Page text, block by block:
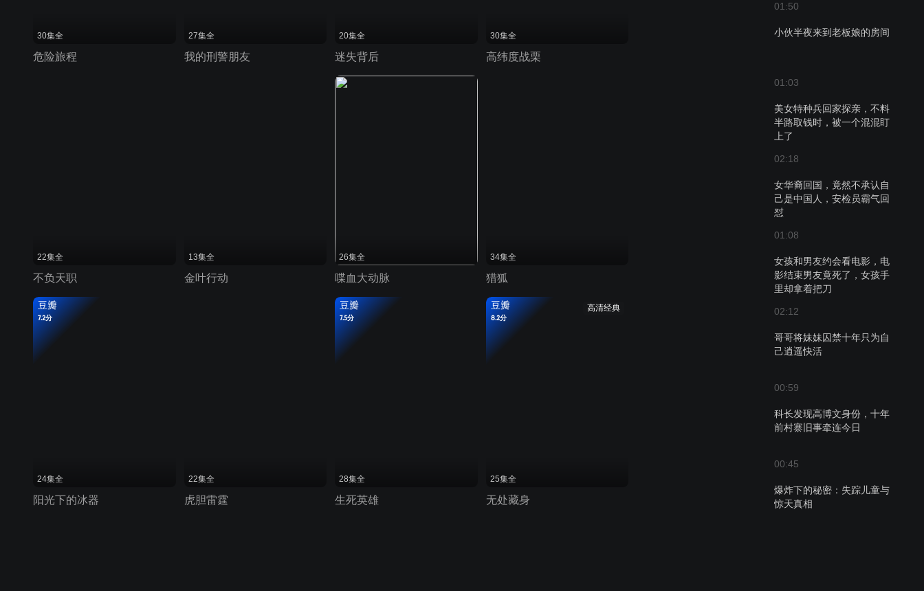
01:50
小伙半夜来到老板娘的房间
01:03
美女特种兵回家探亲，不料
半路取钱时，被一个混混盯
上了
02:18
女华裔回国，竟然不承认自
己是中国人，安检员霸气回
怼
01:08
女孩和男友约会看电影，电
影结束男友竟死了，女孩手
里却拿着把刀
02:12
哥哥将妹妹囚禁十年只为自
己逍遥快活
00:59
科长发现高博文身份，十年
前村寨旧事牵连今日
00:45
爆炸下的秘密：失踪儿童与
惊天真相
30集全
危险旅程
27集全
我的刑警朋友
20集全
迷失背后
30集全
高纬度战栗
22集全
不负天职
13集全
金叶行动
26集全
喋血大动脉
34集全
猎狐
豆瓣
7.2分
24集全
阳光下的冰器
22集全
虎胆雷霆
豆瓣
7.5分
28集全
生死英雄
高清经典
豆瓣
8.2分
25集全
无处藏身